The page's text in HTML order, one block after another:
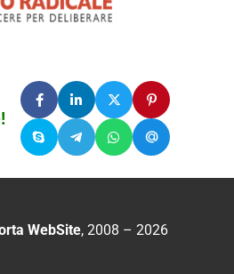
WebSite, 2008 – 2026